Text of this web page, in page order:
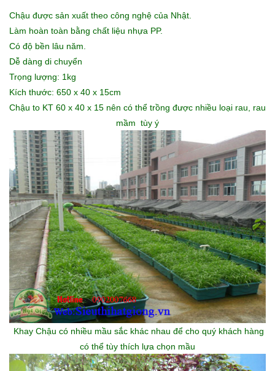
Chậu được sản xuất theo công nghệ của Nhật.
Làm hoàn toàn bằng chất liệu nhựa PP.
Có độ bền lâu năm.
Dễ dàng di chuyển
Trọng lượng: 1kg
Kích thước: 650 x 40 x 15cm
Chậu to KT 60 x 40 x 15 nên có thể trồng được nhiều loại rau, rau
mầm tùy ý
Khay Chậu có nhiều mầu sắc khác nhau để cho quý khách hàng
có thể tùy thích lựa chọn mầu